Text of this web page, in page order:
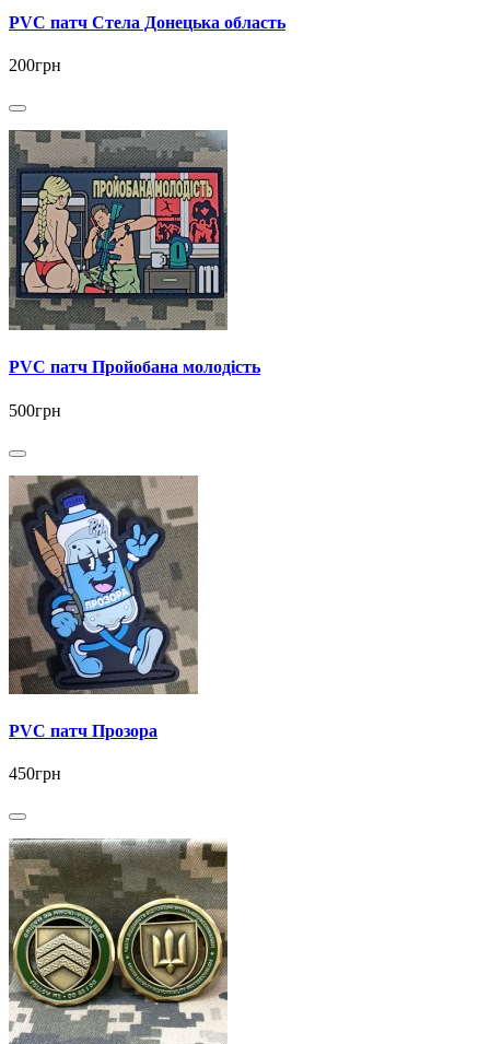
PVC патч Стела Донецька область
200грн
PVC патч Пройобана молодість
500грн
PVC патч Прозора
450грн